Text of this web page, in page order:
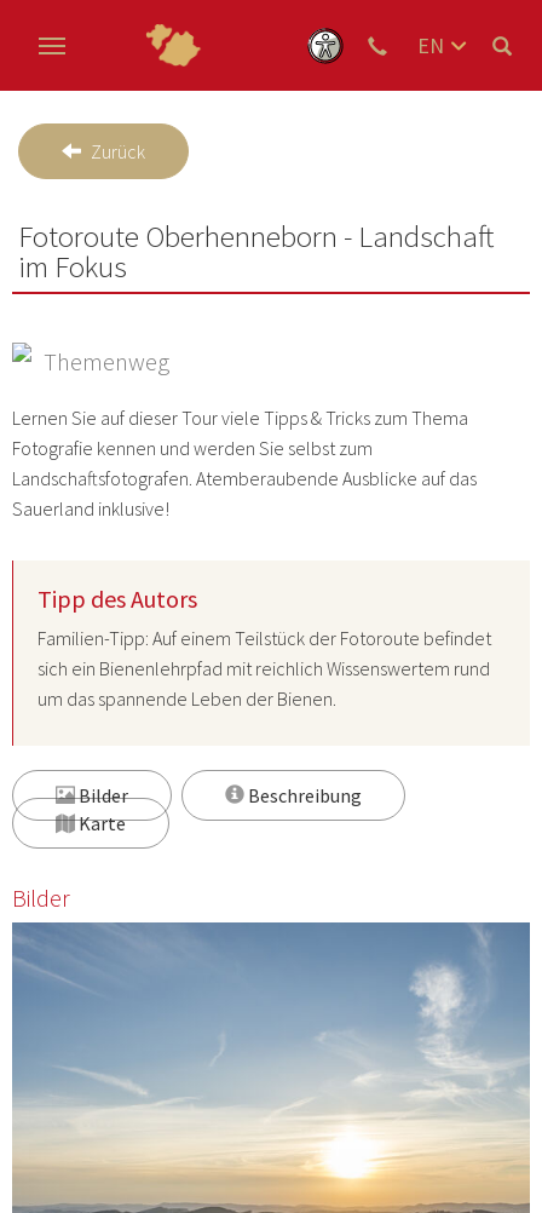
EN
Zurück
Fotoroute Oberhenneborn - Landschaft
im Fokus
Themenweg
Lernen Sie auf dieser Tour viele Tipps & Tricks zum Thema
Fotografie kennen und werden Sie selbst zum
Landschaftsfotografen. Atemberaubende Ausblicke auf das
Sauerland inklusive!
Tipp des Autors
Familien-Tipp: Auf einem Teilstück der Fotoroute befindet
sich ein Bienenlehrpfad mit reichlich Wissenswertem rund
um das spannende Leben der Bienen.
Bilder
Beschreibung
Karte
Bilder